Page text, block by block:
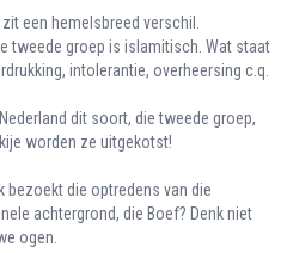
een hemelsbreed verschil.
tweede groep is islamitisch. Wat staat
intolerantie, overheersing c.q.
dit soort, die tweede groep,
worden ze uitgekotst!
bezoekt die optredens van die
achtergrond, die Boef? Denk niet
ogen.